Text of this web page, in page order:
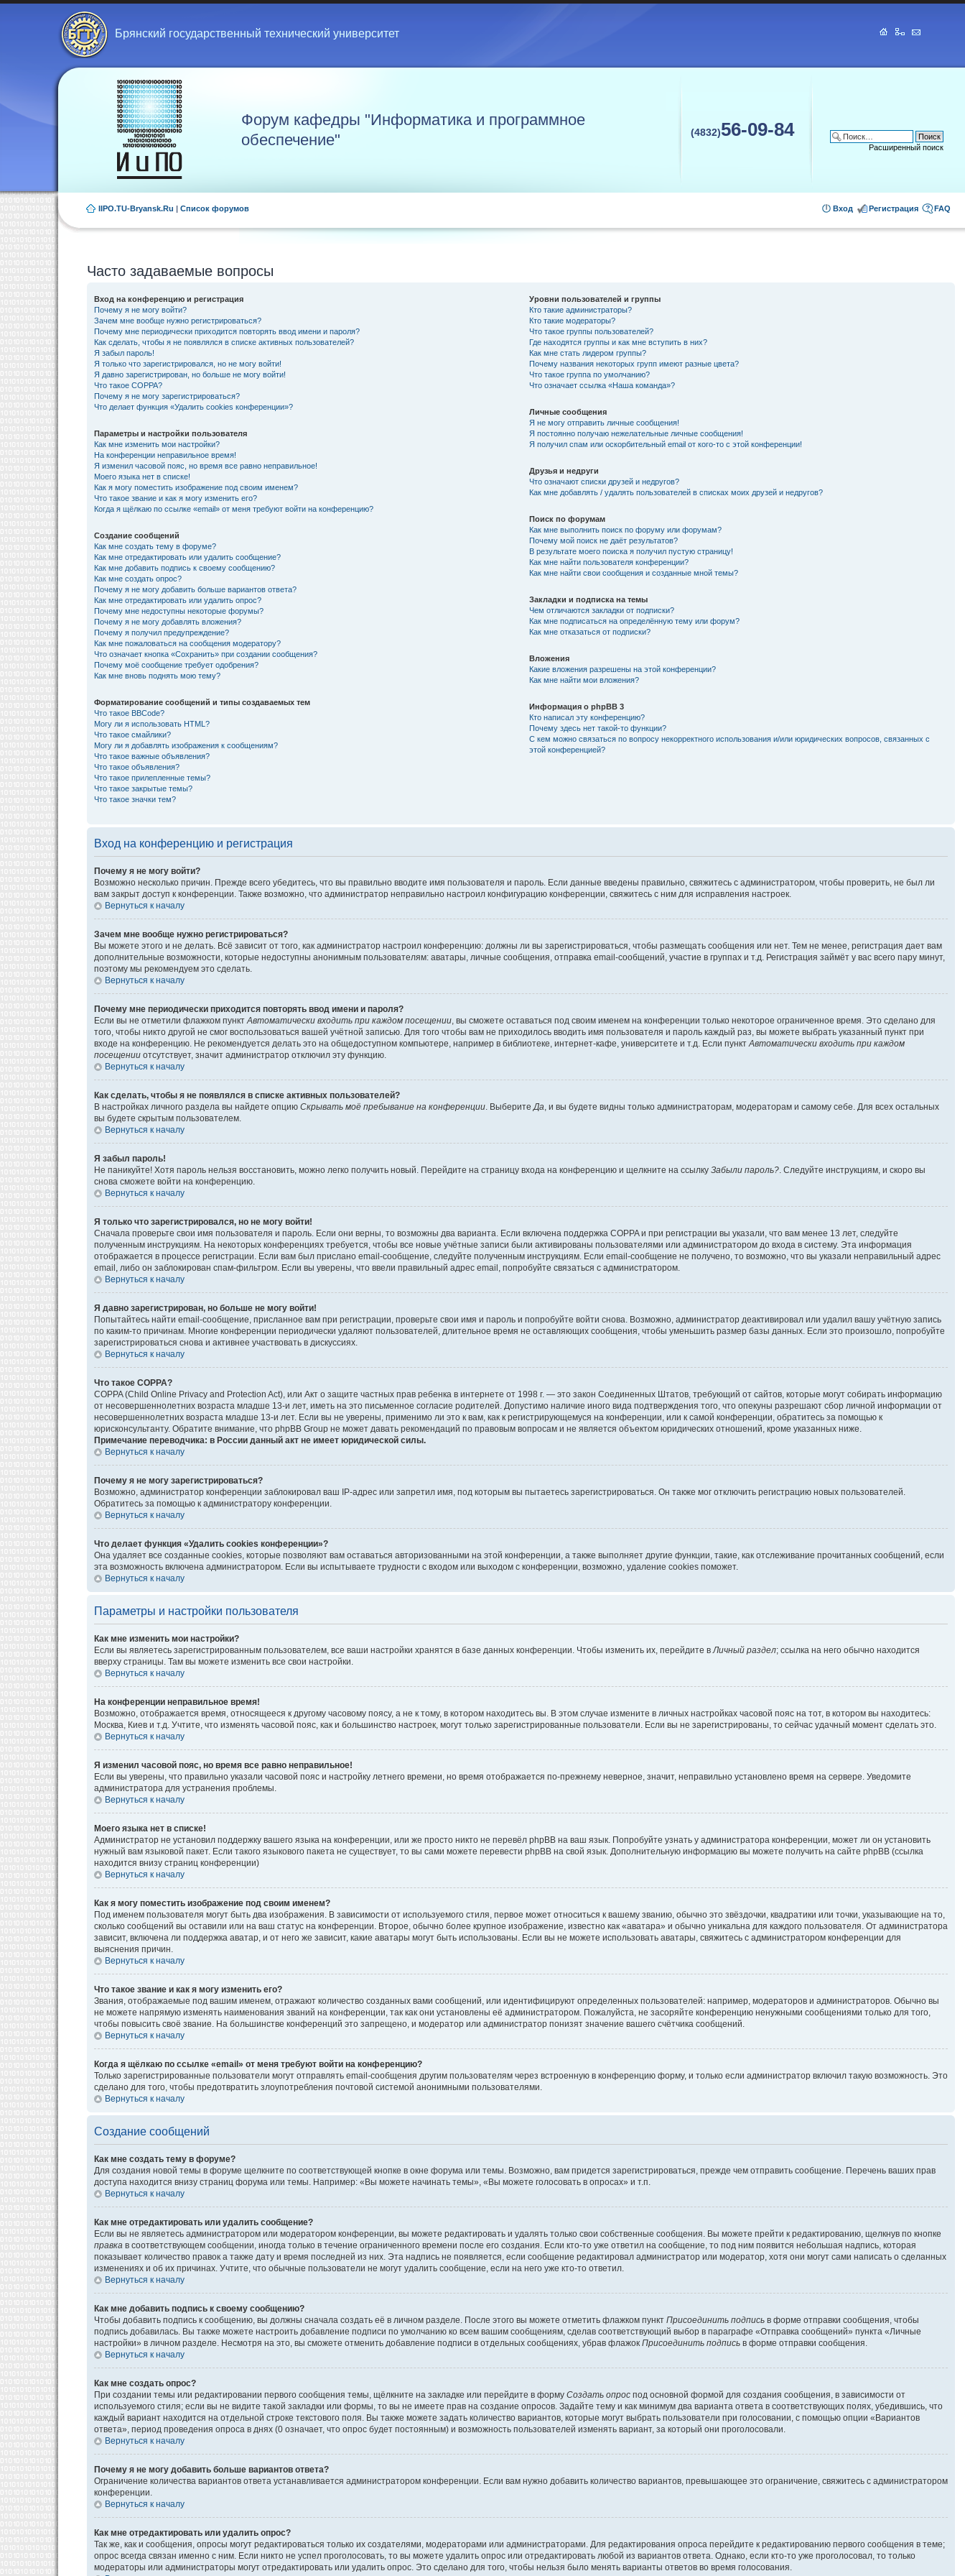
Брянский государственный технический университет
Форум кафедры "Информатика и программное
обеспечение"
(4832)56-09-84
Расширенный поиск
IIPO.TU-Bryansk.Ru | Список форумов FAQ
Регистрация
Вход
Часто задаваемые вопросы
Вход на конференцию и регистрация
Почему я не могу войти?
Зачем мне вообще нужно регистрироваться?
Почему мне периодически приходится повторять ввод имени и пароля?
Как сделать, чтобы я не появлялся в списке активных пользователей?
Я забыл пароль!
Я только что зарегистрировался, но не могу войти!
Я давно зарегистрирован, но больше не могу войти!
Что такое COPPA?
Почему я не могу зарегистрироваться?
Что делает функция «Удалить cookies конференции»?
Параметры и настройки пользователя
Как мне изменить мои настройки?
На конференции неправильное время!
Я изменил часовой пояс, но время все равно неправильное!
Моего языка нет в списке!
Как я могу поместить изображение под своим именем?
Что такое звание и как я могу изменить его?
Когда я щёлкаю по ссылке «email» от меня требуют войти на конференцию?
Создание сообщений
Как мне создать тему в форуме?
Как мне отредактировать или удалить сообщение?
Как мне добавить подпись к своему сообщению?
Как мне создать опрос?
Почему я не могу добавить больше вариантов ответа?
Как мне отредактировать или удалить опрос?
Почему мне недоступны некоторые форумы?
Почему я не могу добавлять вложения?
Почему я получил предупреждение?
Как мне пожаловаться на сообщения модератору?
Что означает кнопка «Сохранить» при создании сообщения?
Почему моё сообщение требует одобрения?
Как мне вновь поднять мою тему?
Форматирование сообщений и типы создаваемых тем
Что такое BBCode?
Могу ли я использовать HTML?
Что такое смайлики?
Могу ли я добавлять изображения к сообщениям?
Что такое важные объявления?
Что такое объявления?
Что такое прилепленные темы?
Что такое закрытые темы?
Что такое значки тем?
Уровни пользователей и группы
Кто такие администраторы?
Кто такие модераторы?
Что такое группы пользователей?
Где находятся группы и как мне вступить в них?
Как мне стать лидером группы?
Почему названия некоторых групп имеют разные цвета?
Что такое группа по умолчанию?
Что означает ссылка «Наша команда»?
Личные сообщения
Я не могу отправить личные сообщения!
Я постоянно получаю нежелательные личные сообщения!
Я получил спам или оскорбительный email от кого-то с этой конференции!
Друзья и недруги
Что означают списки друзей и недругов?
Как мне добавлять / удалять пользователей в списках моих друзей и недругов?
Поиск по форумам
Как мне выполнить поиск по форуму или форумам?
Почему мой поиск не даёт результатов?
В результате моего поиска я получил пустую страницу!
Как мне найти пользователя конференции?
Как мне найти свои сообщения и созданные мной темы?
Закладки и подписка на темы
Чем отличаются закладки от подписки?
Как мне подписаться на определённую тему или форум?
Как мне отказаться от подписки?
Вложения
Какие вложения разрешены на этой конференции?
Как мне найти мои вложения?
Информация о phpBB 3
Кто написал эту конференцию?
Почему здесь нет такой-то функции?
С кем можно связаться по вопросу некорректного использования и/или юридических вопросов, связанных с
этой конференцией?
Вход на конференцию и регистрация
Почему я не могу войти?
Возможно несколько причин. Прежде всего убедитесь, что вы правильно вводите имя пользователя и пароль. Если данные введены правильно, свяжитесь с администратором, чтобы проверить, не был ли
вам закрыт доступ к конференции. Также возможно, что администратор неправильно настроил конфигурацию конференции, свяжитесь с ним для исправления настроек.
Вернуться к началу
Зачем мне вообще нужно регистрироваться?
Вы можете этого и не делать. Всё зависит от того, как администратор настроил конференцию: должны ли вы зарегистрироваться, чтобы размещать сообщения или нет. Тем не менее, регистрация дает вам
дополнительные возможности, которые недоступны анонимным пользователям: аватары, личные сообщения, отправка email-сообщений, участие в группах и т.д. Регистрация займёт у вас всего пару минут,
поэтому мы рекомендуем это сделать.
Вернуться к началу
Почему мне периодически приходится повторять ввод имени и пароля?
Если вы не отметили флажком пунктАвтоматически входить при каждом посещении, вы сможете оставаться под своим именем на конференции только некоторое ограниченное время. Это сделано для
того, чтобы никто другой не смог воспользоваться вашей учётной записью. Для того чтобы вам не приходилось вводить имя пользователя и пароль каждый раз, вы можете выбрать указанный пункт при
входе на конференцию. Не рекомендуется делать это на общедоступном компьютере, например в библиотеке, интернет-кафе, университете и т.д. Если пунктАвтоматически входить при каждом
посещении отсутствует, значит администратор отключил эту функцию.
Вернуться к началу
Как сделать, чтобы я не появлялся в списке активных пользователей?
В настройках личного раздела вы найдете опцию Скрывать моё пребывание на конференции. ВыберитеДа, и вы будете видны только администраторам, модераторам и самому себе. Для всех остальных
вы будете скрытым пользователем.
Вернуться к началу
Я забыл пароль!
Не паникуйте! Хотя пароль нельзя восстановить, можно легко получить новый. Перейдите на страницу входа на конференцию и щелкните на ссылку Забыли пароль?. Следуйте инструкциям, и скоро вы
снова сможете войти на конференцию.
Вернуться к началу
Я только что зарегистрировался, но не могу войти!
Сначала проверьте свои имя пользователя и пароль. Если они верны, то возможны два варианта. Если включена поддержка COPPA и при регистрации вы указали, что вам менее 13 лет, следуйте
полученным инструкциям. На некоторых конференциях требуется, чтобы все новые учётные записи были активированы пользователями или администратором до входа в систему. Эта информация
отображается в процессе регистрации. Если вам был прислано email-сообщение, следуйте полученным инструкциям. Если email-сообщение не получено, то возможно, что вы указали неправильный адрес
email, либо он заблокирован спам-фильтром. Если вы уверены, что ввели правильный адрес email, попробуйте связаться с администратором.
Вернуться к началу
Я давно зарегистрирован, но больше не могу войти!
Попытайтесь найти email-сообщение, присланное вам при регистрации, проверьте свои имя и пароль и попробуйте войти снова. Возможно, администратор деактивировал или удалил вашу учётную запись
по каким-то причинам. Многие конференции периодически удаляют пользователей, длительное время не оставляющих сообщения, чтобы уменьшить размер базы данных. Если это произошло, попробуйте
зарегистрироваться снова и активнее участвовать в дискуссиях.
Вернуться к началу
Что такое COPPA?
COPPA (Child Online Privacy and Protection Act), или Акт о защите частных прав ребенка в интернете от 1998 г. — это закон Соединенных Штатов, требующий от сайтов, которые могут собирать информацию
от несовершеннолетних возраста младше 13-и лет, иметь на это письменное согласие родителей. Допустимо наличие иного вида подтверждения того, что опекуны разрешают сбор личной информации от
несовершеннолетних возраста младше 13-и лет. Если вы не уверены, применимо ли это к вам, как к регистрирующемуся на конференции, или к самой конференции, обратитесь за помощью к
юрисконсультанту. Обратите внимание, что phpBB Group не может давать рекомендаций по правовым вопросам и не является объектом юридических отношений, кроме указанных ниже.
Примечание переводчика: в России данный акт не имеет юридической силы.
Вернуться к началу
Почему я не могу зарегистрироваться?
Возможно, администратор конференции заблокировал ваш IP-адрес или запретил имя, под которым вы пытаетесь зарегистрироваться. Он также мог отключить регистрацию новых пользователей.
Обратитесь за помощью к администратору конференции.
Вернуться к началу
Что делает функция «Удалить cookies конференции»?
Она удаляет все созданные cookies, которые позволяют вам оставаться авторизованными на этой конференции, а также выполняет другие функции, такие, как отслеживание прочитанных сообщений, если
эта возможность включена администратором. Если вы испытываете трудности с входом или выходом с конференции, возможно, удаление cookies поможет.
Вернуться к началу
Параметры и настройки пользователя
Как мне изменить мои настройки?
Если вы являетесь зарегистрированным пользователем, все ваши настройки хранятся в базе данных конференции. Чтобы изменить их, перейдите вЛичный раздел; ссылка на него обычно находится
вверху страницы. Там вы можете изменить все свои настройки.
Вернуться к началу
На конференции неправильное время!
Возможно, отображается время, относящееся к другому часовому поясу, а не к тому, в котором находитесь вы. В этом случае измените в личных настройках часовой пояс на тот, в котором вы находитесь:
Москва, Киев и т.д. Учтите, что изменять часовой пояс, как и большинство настроек, могут только зарегистрированные пользователи. Если вы не зарегистрированы, то сейчас удачный момент сделать это.
Вернуться к началу
Я изменил часовой пояс, но время все равно неправильное!
Если вы уверены, что правильно указали часовой пояс и настройку летнего времени, но время отображается по-прежнему неверное, значит, неправильно установлено время на сервере. Уведомите
администратора для устранения проблемы.
Вернуться к началу
Моего языка нет в списке!
Администратор не установил поддержку вашего языка на конференции, или же просто никто не перевёл phpBB на ваш язык. Попробуйте узнать у администратора конференции, может ли он установить
нужный вам языковой пакет. Если такого языкового пакета не существует, то вы сами можете перевести phpBB на свой язык. Дополнительную информацию вы можете получить на сайте phpBB (ссылка
находится внизу страниц конференции)
Вернуться к началу
Как я могу поместить изображение под своим именем?
Под именем пользователя могут быть два изображения. В зависимости от используемого стиля, первое может относиться к вашему званию, обычно это звёздочки, квадратики или точки, указывающие на то,
сколько сообщений вы оставили или на ваш статус на конференции. Второе, обычно более крупное изображение, известно как «аватара» и обычно уникальна для каждого пользователя. От администратора
зависит, включена ли поддержка аватар, и от него же зависит, какие аватары могут быть использованы. Если вы не можете использовать аватары, свяжитесь с администратором конференции для
выяснения причин.
Вернуться к началу
Что такое звание и как я могу изменить его?
Звания, отображаемые под вашим именем, отражают количество созданных вами сообщений, или идентифицируют определенных пользователей: например, модераторов и администраторов. Обычно вы
не можете напрямую изменять наименования званий на конференции, так как они установлены её администратором. Пожалуйста, не засоряйте конференцию ненужными сообщениями только для того,
чтобы повысить своё звание. На большинстве конференций это запрещено, и модератор или администратор понизят значение вашего счётчика сообщений.
Вернуться к началу
Когда я щёлкаю по ссылке «email» от меня требуют войти на конференцию?
Только зарегистрированные пользователи могут отправлять email-сообщения другим пользователям через встроенную в конференцию форму, и только если администратор включил такую возможность. Это
сделано для того, чтобы предотвратить злоупотребления почтовой системой анонимными пользователями.
Вернуться к началу
Создание сообщений
Как мне создать тему в форуме?
Для создания новой темы в форуме щелкните по соответствующей кнопке в окне форума или темы. Возможно, вам придется зарегистрироваться, прежде чем отправить сообщение. Перечень ваших прав
доступа находится внизу страниц форума или темы. Например: «Вы можете начинать темы», «Вы можете голосовать в опросах» и т.п.
Вернуться к началу
Как мне отредактировать или удалить сообщение?
Если вы не являетесь администратором или модератором конференции, вы можете редактировать и удалять только свои собственные сообщения. Вы можете прейти к редактированию, щелкнув по кнопке
правка в соответствующем сообщении, иногда только в течение ограниченного времени после его создания. Если кто-то уже ответил на сообщение, то под ним появится небольшая надпись, которая
показывает количество правок а также дату и время последней из них. Эта надпись не появляется, если сообщение редактировал администратор или модератор, хотя они могут сами написать о сделанных
изменениях и об их причинах. Учтите, что обычные пользователи не могут удалить сообщение, если на него уже кто-то ответил.
Вернуться к началу
Как мне добавить подпись к своему сообщению?
Чтобы добавить подпись к сообщению, вы должны сначала создать её в личном разделе. После этого вы можете отметить флажком пункт Присоединить подпись в форме отправки сообщения, чтобы
подпись добавилась. Вы также можете настроить добавление подписи по умолчанию ко всем вашим сообщениям, сделав соответствующий выбор в параграфе «Отправка сообщений» пункта «Личные
настройки» в личном разделе. Несмотря на это, вы сможете отменить добавление подписи в отдельных сообщениях, убрав флажок Присоединить подпись в форме отправки сообщения.
Вернуться к началу
Как мне создать опрос?
При создании темы или редактировании первого сообщения темы, щёлкните на закладке или перейдите в форму Создать опрос под основной формой для создания сообщения, в зависимости от
используемого стиля; если вы не видите такой закладки или формы, то вы не имеете прав на создание опросов. Задайте тему и как минимум два варианта ответа в соответствующих полях, убедившись, что
каждый вариант находится на отдельной строке текстового поля. Вы также можете задать количество вариантов, которые могут выбрать пользователи при голосовании, с помощью опции «Вариантов
ответа», период проведения опроса в днях (0 означает, что опрос будет постоянным) и возможность пользователей изменять вариант, за который они проголосовали.
Вернуться к началу
Почему я не могу добавить больше вариантов ответа?
Ограничение количества вариантов ответа устанавливается администратором конференции. Если вам нужно добавить количество вариантов, превышающее это ограничение, свяжитесь с администратором
конференции.
Вернуться к началу
Как мне отредактировать или удалить опрос?
Так же, как и сообщения, опросы могут редактироваться только их создателями, модераторами или администраторами. Для редактирования опроса перейдите к редактированию первого сообщения в теме;
опрос всегда связан именно с ним. Если никто не успел проголосовать, то вы можете удалить опрос или отредактировать любой из вариантов ответа. Однако, если кто-то уже проголосовал, то только
модераторы или администраторы могут отредактировать или удалить опрос. Это сделано для того, чтобы нельзя было менять варианты ответов во время голосования.